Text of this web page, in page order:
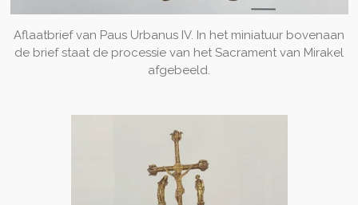
Aflaatbrief van Paus Urbanus IV. In het miniatuur bovenaan
de brief staat de processie van het Sacrament van Mirakel
afgebeeld.